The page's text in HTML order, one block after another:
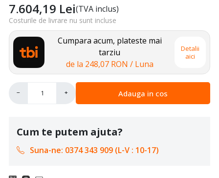
7.604,19 Lei(TVA inclus)
Costurile de livrare nu sunt incluse
Cumpara acum, plateste mai
tarziu
de la 248,07 RON / Luna
Detalii
aici
− + Adauga in cos
Cum te putem ajuta?
Suna-ne: 0374 343 909 (L-V : 10-17)